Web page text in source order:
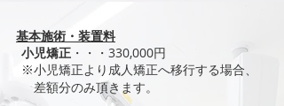
基本施術・装置料
小児矯正 ・・・330,000円
※小児矯正より成人矯正へ移行する場合、
差額分のみ頂きます。